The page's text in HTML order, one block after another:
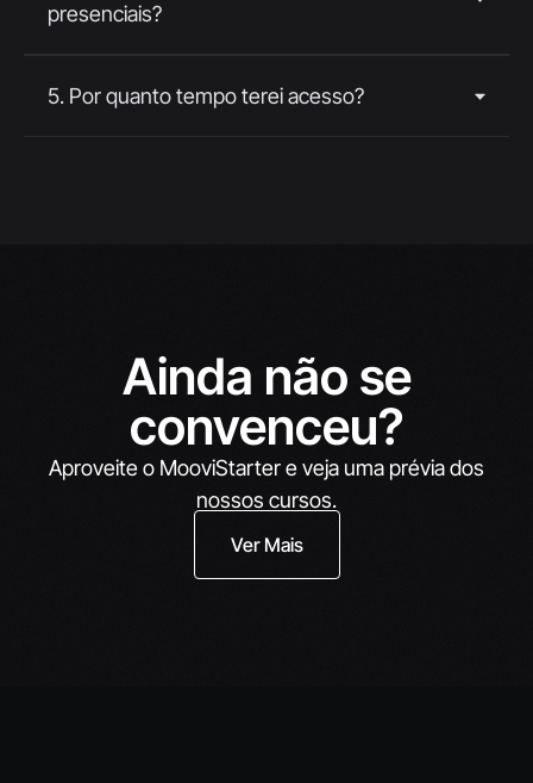
presenciais?
5. Por quanto tempo terei acesso?
Ainda não se
convenceu?
Aproveite o MooviStarter e veja uma prévia dos
nossos cursos.
Ver Mais